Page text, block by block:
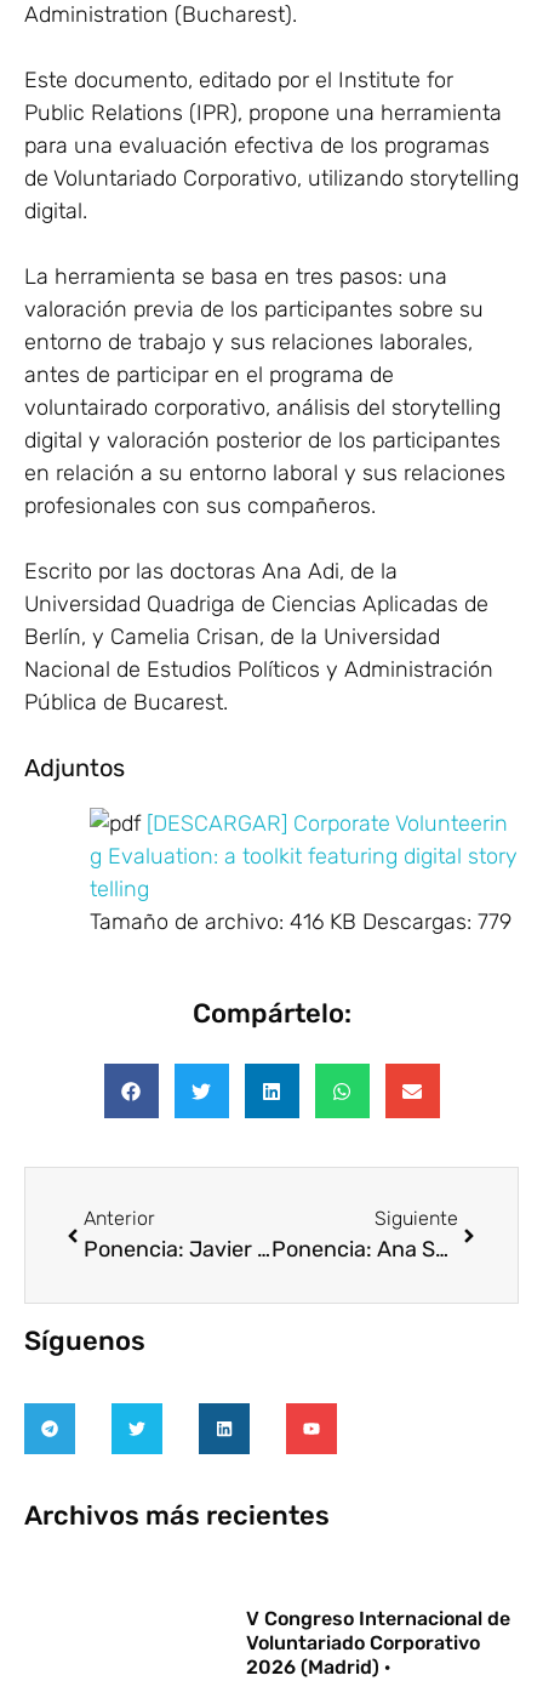
Administration (Bucharest).
Este documento, editado por el Institute for
Public Relations (IPR), propone una herramienta
para una evaluación efectiva de los programas
de Voluntariado Corporativo, utilizando storytelling
digital.
La herramienta se basa en tres pasos: una
valoración previa de los participantes sobre su
entorno de trabajo y sus relaciones laborales,
antes de participar en el programa de
voluntairado corporativo, análisis del storytelling
digital y valoración posterior de los participantes
en relación a su entorno laboral y sus relaciones
profesionales con sus compañeros.
Escrito por las doctoras Ana Adi, de la
Universidad Quadriga de Ciencias Aplicadas de
Berlín, y Camelia Crisan, de la Universidad
Nacional de Estudios Políticos y Administración
Pública de Bucarest.
Adjuntos
[DESCARGAR] Corporate Volunteerin
g Evaluation: a toolkit featuring digital story
telling
Tamaño de archivo: 416 KB Descargas: 779
Compártelo:
Anterior
Ponencia: Javier Escudero, Garrigues
Siguiente
Ponencia: Ana Sainz, Fundación Seres
Síguenos
Archivos más recientes
V Congreso Internacional de
Voluntariado Corporativo
2026 (Madrid) ·